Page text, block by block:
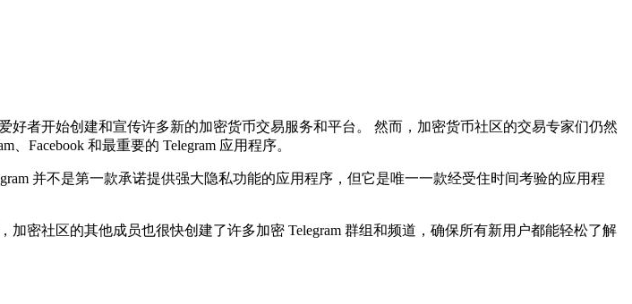
者开始创建和宣传许多新的加密货币交易服务和平台。 然而，加密货币社区的交易专家们仍然
Facebook 和最重要的 Telegram 应用程序。
并不是第一款承诺提供强大隐私功能的应用程序，但它是唯一一款经受住时间考验的应用程
密社区的其他成员也很快创建了许多加密 Telegram 群组和频道，确保所有新用户都能轻松了解